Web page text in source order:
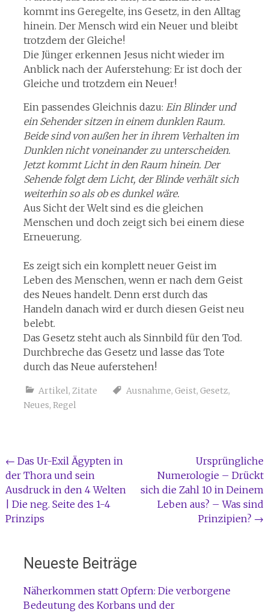
kommt ins Geregelte, ins Gesetz, in den Alltag
hinein. Der Mensch wird ein Neuer und bleibt
trotzdem der Gleiche!
Die Jünger erkennen Jesus nicht wieder im
Anblick nach der Auferstehung: Er ist doch der
Gleiche und trotzdem ein Neuer!
Ein passendes Gleichnis dazu: Ein Blinder und
ein Sehender sitzen in einem dunklen Raum.
Beide sind von außen her in ihrem Verhalten im
Dunklen nicht voneinander zu unterscheiden.
Jetzt kommt Licht in den Raum hinein. Der
Sehende folgt dem Licht, der Blinde verhält sich
weiterhin so als ob es dunkel wäre.
Aus Sicht der Welt sind es die gleichen
Menschen und doch zeigt sich bei einem diese
Erneuerung.
Es zeigt sich ein komplett neuer Geist im
Leben des Menschen, wenn er nach dem Geist
des Neues handelt. Denn erst durch das
Handeln danach wird er durch diesen Geist neu
belebt.
Das Gesetz steht auch als Sinnbild für den Tod.
Durchbreche das Gesetz und lasse das Tote
durch das Neue auferstehen!
Artikel, Zitate Ausnahme, Geist, Gesetz,
Neues, Regel
Beitragsnavigation
← Das Ur-Exil Ägypten in
der Thora und sein
Ausdruck in den 4 Welten
| Die neg. Seite des 1-4
Prinzips
Ursprüngliche
Numerologie – Drückt
sich die Zahl 10 in Deinem
Leben aus? – Was sind
Prinzipien? →
Neueste Beiträge
Näherkommen statt Opfern: Die verborgene
Bedeutung des Korbans und der